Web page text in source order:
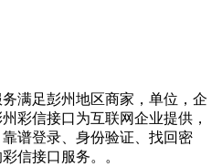
满足彭州地区商家，单位，企
彩信接口为互联网企业提供，
谱登录、身份验证、找回密
信接口服务。。